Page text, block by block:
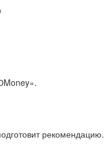
рекомендацию.